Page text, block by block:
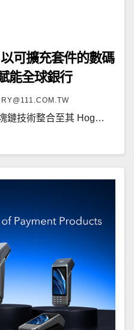
可擴充套件的數碼
能全球銀行
鏈技術整合至其 Hog…